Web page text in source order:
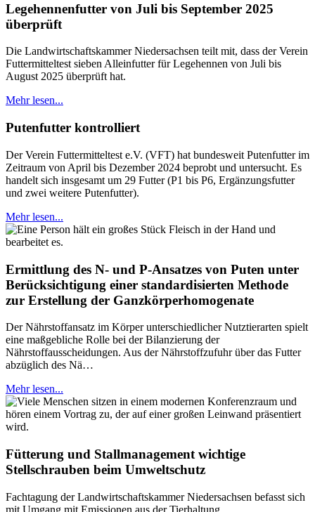
Legehennenfutter von Juli bis September 2025
überprüft
Die Landwirtschaftskammer Niedersachsen teilt mit, dass der Verein
Futtermitteltest sieben Alleinfutter für Legehennen von Juli bis
August 2025 überprüft hat.
Mehr lesen...
Putenfutter kontrolliert
Der Verein Futtermitteltest e.V. (VFT) hat bundesweit Putenfutter im
Zeitraum von April bis Dezember 2024 beprobt und untersucht. Es
handelt sich insgesamt um 29 Futter (P1 bis P6, Ergänzungsfutter
und zwei weitere Putenfutter).
Mehr lesen...
Ermittlung des N- und P-Ansatzes von Puten unter
Berücksichtigung einer standardisierten Methode
zur Erstellung der Ganzkörperhomogenate
Der Nährstoffansatz im Körper unterschiedlicher Nutztierarten spielt
eine maßgebliche Rolle bei der Bilanzierung der
Nährstoffausscheidungen. Aus der Nährstoffzufuhr über das Futter
abzüglich des Nä…
Mehr lesen...
Fütterung und Stallmanagement wichtige
Stellschrauben beim Umweltschutz
Fachtagung der Landwirtschaftskammer Niedersachsen befasst sich
mit Umgang mit Emissionen aus der Tierhaltung